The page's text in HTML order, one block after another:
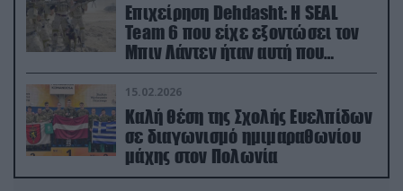
Επιχείρηση Dehdasht: Η SEAL
Team 6 που είχε εξοντώσει τον
Μπιν Λάντεν ήταν αυτή που
διέσωσε τον πιλότο του F-15
15.02.2026
Καλή θέση της Σχολής Ευελπίδων
σε διαγωνισμό ημιμαραθωνίου
μάχης στον Πολωνία